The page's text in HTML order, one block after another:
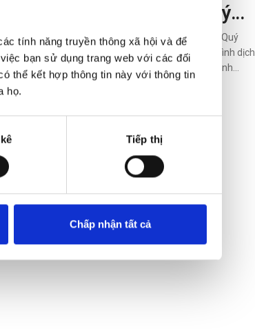
tính năng truyền thông xã hội và để
bạn sử dụng trang web với các đối
thể kết hợp thông tin này với thông tin
họ.
Tiếp thị
Chấp nhận tất cả
và sẵn sàng chào đón Quý
khách đến với Audi Weekend
Experience
Audi đã có mặt tại Ninh Bình và sẵn sàng chào đón Quý
khách đến với Audi Weekend Experience, chương trình dịch
vụ lưu động và trải nghiệm xe Audi được tổ chức dành
riêng cho Quý khách hàng tại địa phương.
Xem thêm